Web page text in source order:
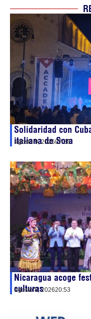
Solidaridad con
italiana de Sora
agosto 9, 202607:38
Nicaragua acoge
culturas
agosto 8, 202620:53